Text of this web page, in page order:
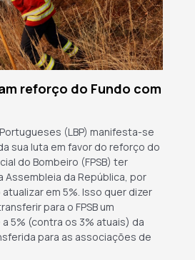
reforço do Fundo com
(LBP) manifesta-se
sua luta em favor do reforço do
do Bombeiro (FPSB) ter
Assembleia da República, por
em 5%. Isso quer dizer
para o FPSB um
5% (contra os 3% atuais) da
para as associações de